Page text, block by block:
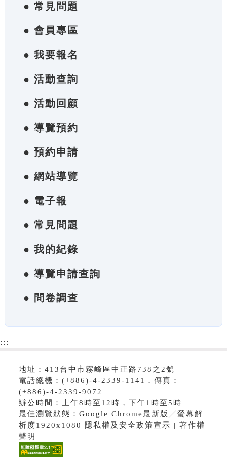
● 常見問題
● 會員專區
● 我要報名
● 活動查詢
● 活動回顧
● 導覽預約
● 預約申請
● 網站導覽
● 電子報
● 常見問題
● 我的紀錄
● 導覽申請查詢
● 問卷調查
:::
地址：413台中市霧峰區中正路738之2號
電話總機：(+886)-4-2339-1141．傳真：
(+886)-4-2339-9072
辦公時間：上午8時至12時，下午1時至5時
最佳瀏覽狀態：Google Chrome最新版╱螢幕解
析度1920x1080 隱私權及安全政策宣示 | 著作權
聲明